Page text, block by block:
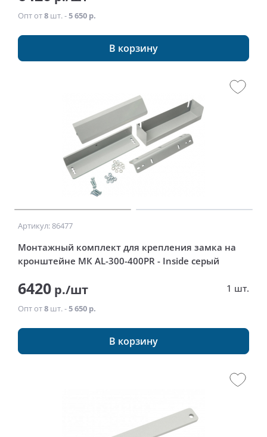
Опт от8 шт. -5 650 р.
В корзину
Артикул: 86477
Монтажный комплект для крепления замка на
кронштейне МК AL-300-400PR - Inside серый
6420 р./шт 1 шт.
Опт от8 шт. -5 650 р.
В корзину